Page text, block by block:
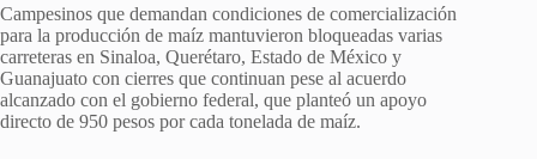
Campesinos que demandan condiciones de comercialización
para la producción de maíz mantuvieron bloqueadas varias
carreteras en Sinaloa, Querétaro, Estado de México y
Guanajuato con cierres que continuan pese al acuerdo
alcanzado con el gobierno federal, que planteó un apoyo
directo de 950 pesos por cada tonelada de maíz.